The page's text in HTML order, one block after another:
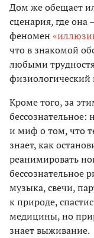
Дом же обещает
сценария, где она
феномен
что в знакомой
любыми
физиологический
Кроме того, за
бессознательное:
и миф о том, что
знает, как
реанимировать
бессознательное
музыка, свечи,
к природе,
медицины, но
знает выживание.